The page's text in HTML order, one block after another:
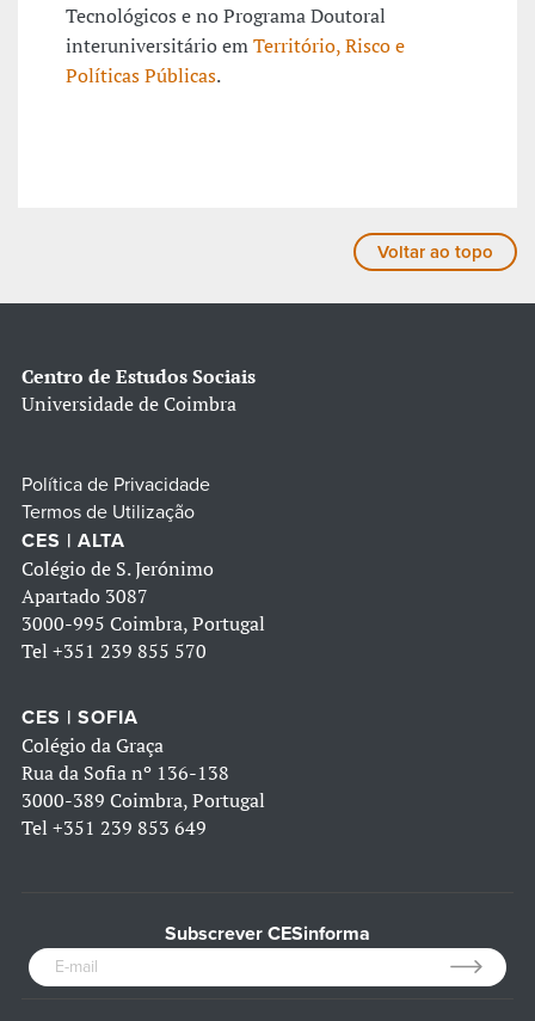
Tecnológicos e no Programa Doutoral
interuniversitário emTerritório, Risco e
Políticas Públicas.
Voltar ao topo
Centro de Estudos Sociais
Universidade de Coimbra
Política de Privacidade
Termos de Utilização
CES | ALTA
Colégio de S. Jerónimo
Apartado 3087
3000-995 Coimbra, Portugal
Tel +351 239 855 570
CES | SOFIA
Colégio da Graça
Rua da Sofia nº 136-138
3000-389 Coimbra, Portugal
Tel +351 239 853 649
Subscrever CESinforma